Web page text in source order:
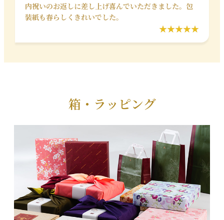
内祝いのお返しに差し上げ喜んでいただきました。包
装紙も春らしくきれいでした。
箱・ラッピング